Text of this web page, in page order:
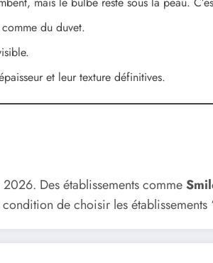
du duvet.
et leur texture définitives.
Des établissements comme
de choisir les